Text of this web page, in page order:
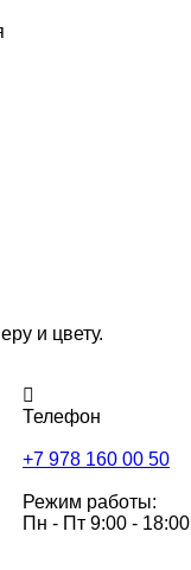
и цвету.
Телефон
+7 978 160 00 50
Режим работы:
Пн - Пт 9:00 - 18:00